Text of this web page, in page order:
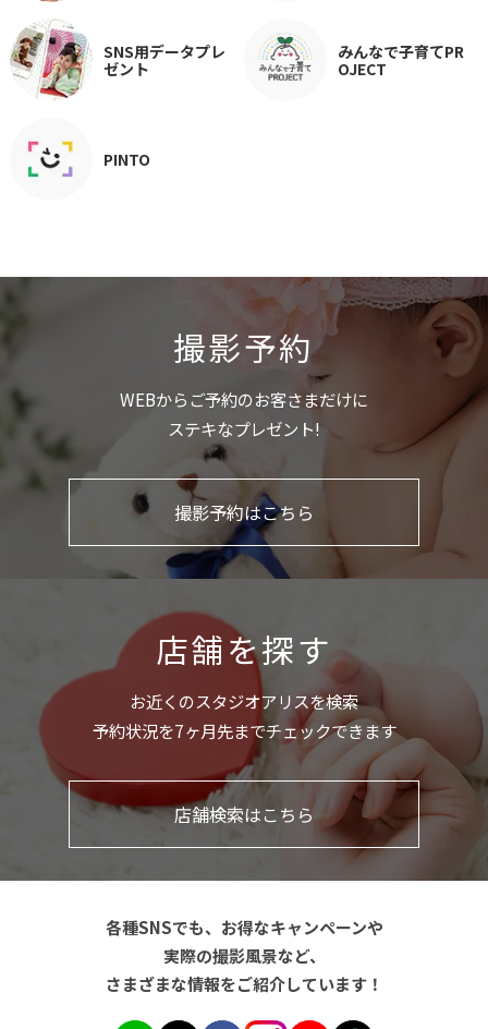
SNS用データプレ
ゼント
みんなで子育てPR
OJECT
PINTO
撮影予約
WEBからご予約のお客さまだけに
ステキなプレゼント!
撮影予約はこちら
店舗を探す
お近くのスタジオアリスを検索
予約状況を7ヶ月先までチェックできます
店舗検索はこちら
各種SNSでも、お得なキャンペーンや
実際の撮影風景など、
さまざまな情報をご紹介しています！